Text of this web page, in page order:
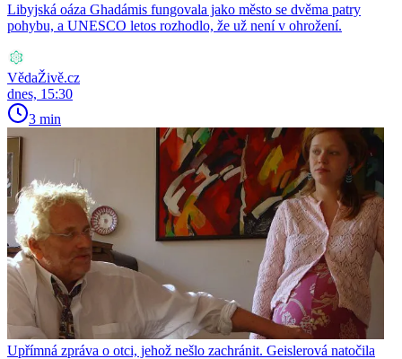
Libyjská oáza Ghadámis fungovala jako město se dvěma patry
pohybu, a UNESCO letos rozhodlo, že už není v ohrožení.
VědaŽivě.cz
dnes, 15:30
3 min
Upřímná zpráva o otci, jehož nešlo zachránit. Geislerová natočila